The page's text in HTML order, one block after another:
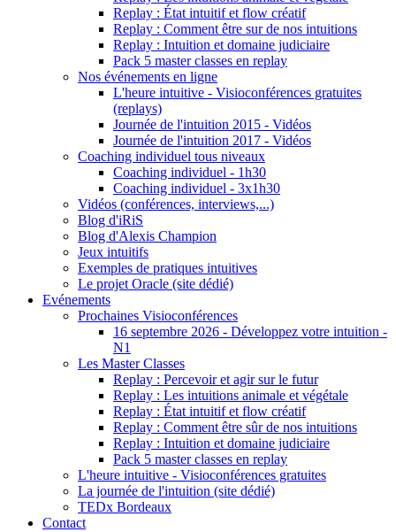
Replay : État intuitif et flow créatif
Replay : Comment être sur de nos intuitions
Replay : Intuition et domaine judiciaire
Pack 5 master classes en replay
Nos événements en ligne
L'heure intuitive - Visioconférences gratuites
(replays)
Journée de l'intuition 2015 - Vidéos
Journée de l'intuition 2017 - Vidéos
Coaching individuel tous niveaux
Coaching individuel - 1h30
Coaching individuel - 3x1h30
Vidéos (conférences, interviews,...)
Blog d'iRiS
Blog d'Alexis Champion
Jeux intuitifs
Exemples de pratiques intuitives
Le projet Oracle (site dédié)
Evénements
Prochaines Visioconférences
16 septembre 2026 - Développez votre intuition -
N1
Les Master Classes
Replay : Percevoir et agir sur le futur
Replay : Les intuitions animale et végétale
Replay : État intuitif et flow créatif
Replay : Comment être sûr de nos intuitions
Replay : Intuition et domaine judiciaire
Pack 5 master classes en replay
L'heure intuitive - Visioconférences gratuites
La journée de l'intuition (site dédié)
TEDx Bordeaux
Contact